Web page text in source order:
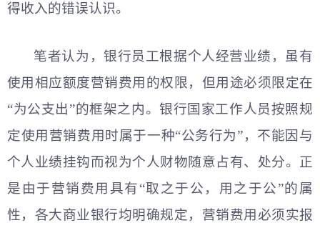
得收入的错误认识。
笔者认为，银行员工根据个人经营业绩，虽有
使用相应额度营销费用的权限，但用途必须限定在
“为公支出”的框架之内。银行国家工作人员按照规
定使用营销费用时属于一种“公务行为”，不能因与
个人业绩挂钩而视为个人财物随意占有、处分。正
是由于营销费用具有“取之于公，用之于公”的属
性，各大商业银行均明确规定，营销费用必须实报